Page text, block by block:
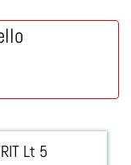
Lt 5